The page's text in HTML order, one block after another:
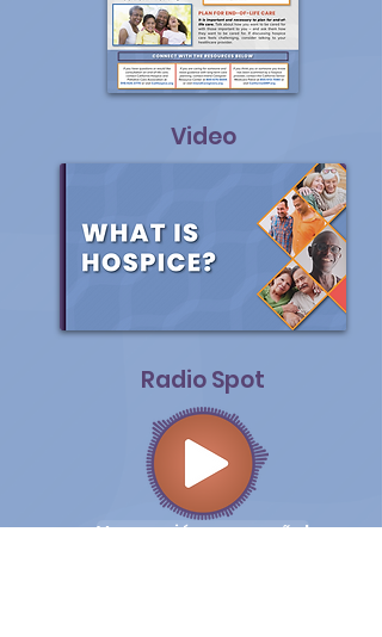
Video
Radio Spot
Ver versión en español